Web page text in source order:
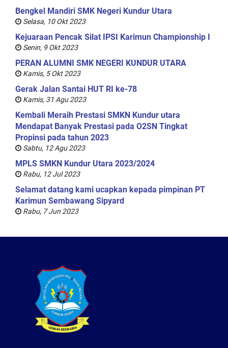
Bengkel Mandiri SMK Negeri Kundur Utara
Selasa, 10 Okt 2023
Kejuaraan Pencak Silat IPSI Karimun Championship I
Senin, 9 Okt 2023
PERAN ALUMNI SMK NEGERI KUNDUR UTARA
Kamis, 5 Okt 2023
Gerak Jalan Santai HUT RI ke-78
Kamis, 31 Agu 2023
Kembali Meraih Prestasi SMKN Kundur utara
Mendapat Banyak Prestasi pada O2SN Tingkat
Propinsi pada tahun 2023
Sabtu, 12 Agu 2023
MPLS SMKN Kundur Utara 2023/2024
Rabu, 12 Jul 2023
Selamat datang kami ucapkan kepada pimpinan PT
Karimun Sembawang Sipyard
Rabu, 7 Jun 2023